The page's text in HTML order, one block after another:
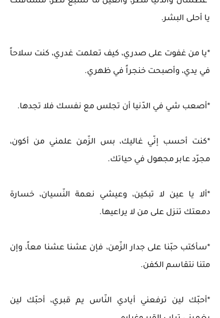
يا أحلى البشر.
*يا من غفوت على صدري، كيف تعلمت غدري، كنت سلاحاً
في يدي، وأصبحت خنجراً في ظهري.
*أصعب شي في الدّنيا أن تجلس مع نفسك فلا تجدها.
*كنت أحسب إنّي غاليك، بس الزّمن علمني من أكون،
مجرّد عابر مجهول في حياتك.
*ألا يا عين لا تبكين، وعيشي نعمة النّسيان، خسارة
دمعتك تنزل على من لا يراعيها.
*سأكتب حبّنا على جدار الزّمن، فإن عشنا عشنا معاً، وإن
متنا نتقاسم الكفن.
*أحبّك لين ترفعني أيادي النّاس يم قبري، أحبّك لين